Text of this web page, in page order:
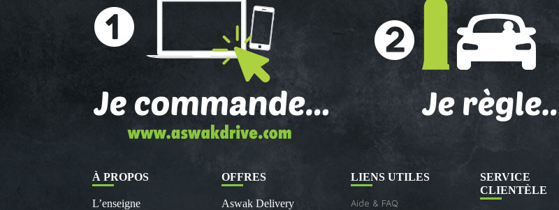
À PROPOS
L’enseigne
OFFRES
Aswak Delivery
LIENS UTILES
Aide & FAQ
SERVICE
CLIENTÈLE